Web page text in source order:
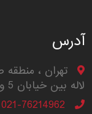
آدرس
تهران ،
لاله بین خیابان 5 و 6 پلاک 65
021-76214962